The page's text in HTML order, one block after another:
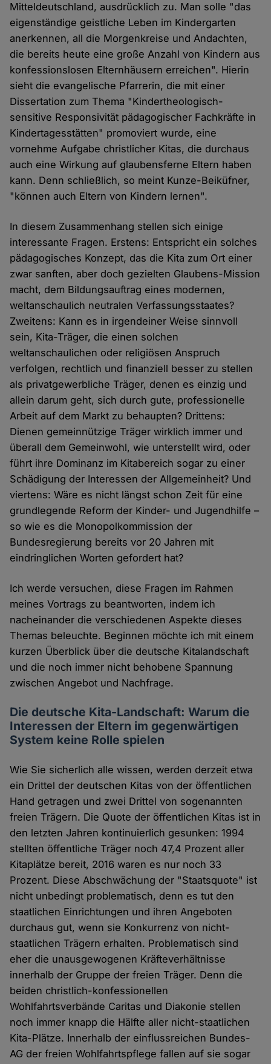
Mitteldeutschland, ausdrücklich zu. Man solle "das
eigenständige geistliche Leben im Kindergarten
anerkennen, all die Morgenkreise und Andachten,
die bereits heute eine große Anzahl von Kindern aus
konfessionslosen Elternhäusern erreichen". Hierin
sieht die evangelische Pfarrerin, die mit einer
Dissertation zum Thema "Kindertheologisch-
sensitive Responsivität pädagogischer Fachkräfte in
Kindertagesstätten" promoviert wurde, eine
vornehme Aufgabe christlicher Kitas, die durchaus
auch eine Wirkung auf glaubensferne Eltern haben
kann. Denn schließlich, so meint Kunze-Beiküfner,
"können auch Eltern von Kindern lernen".
In diesem Zusammenhang stellen sich einige
interessante Fragen. Erstens: Entspricht ein solches
pädagogisches Konzept, das die Kita zum Ort einer
zwar sanften, aber doch gezielten Glaubens-Mission
macht, dem Bildungsauftrag eines modernen,
weltanschaulich neutralen Verfassungsstaates?
Zweitens: Kann es in irgendeiner Weise sinnvoll
sein, Kita-Träger, die einen solchen
weltanschaulichen oder religiösen Anspruch
verfolgen, rechtlich und finanziell besser zu stellen
als privatgewerbliche Träger, denen es einzig und
allein darum geht, sich durch gute, professionelle
Arbeit auf dem Markt zu behaupten? Drittens:
Dienen gemeinnützige Träger wirklich immer und
überall dem Gemeinwohl, wie unterstellt wird, oder
führt ihre Dominanz im Kitabereich sogar zu einer
Schädigung der Interessen der Allgemeinheit? Und
viertens: Wäre es nicht längst schon Zeit für eine
grundlegende Reform der Kinder- und Jugendhilfe –
so wie es die Monopolkommission der
Bundesregierung bereits vor 20 Jahren mit
eindringlichen Worten gefordert hat?
Ich werde versuchen, diese Fragen im Rahmen
meines Vortrags zu beantworten, indem ich
nacheinander die verschiedenen Aspekte dieses
Themas beleuchte. Beginnen möchte ich mit einem
kurzen Überblick über die deutsche Kitalandschaft
und die noch immer nicht behobene Spannung
zwischen Angebot und Nachfrage.
Die deutsche Kita-Landschaft: Warum die
Interessen der Eltern im gegenwärtigen
System keine Rolle spielen
Wie Sie sicherlich alle wissen, werden derzeit etwa
ein Drittel der deutschen Kitas von der öffentlichen
Hand getragen und zwei Drittel von sogenannten
freien Trägern. Die Quote der öffentlichen Kitas ist in
den letzten Jahren kontinuierlich gesunken: 1994
stellten öffentliche Träger noch 47,4 Prozent aller
Kitaplätze bereit, 2016 waren es nur noch 33
Prozent. Diese Abschwächung der "Staatsquote" ist
nicht unbedingt problematisch, denn es tut den
staatlichen Einrichtungen und ihren Angeboten
durchaus gut, wenn sie Konkurrenz von nicht-
staatlichen Trägern erhalten. Problematisch sind
eher die unausgewogenen Kräfteverhältnisse
innerhalb der Gruppe der freien Träger. Denn die
beiden christlich-konfessionellen
Wohlfahrtsverbände Caritas und Diakonie stellen
noch immer knapp die Hälfte aller nicht-staatlichen
Kita-Plätze. Innerhalb der einflussreichen Bundes-
AG der freien Wohlfahrtspflege fallen auf sie sogar